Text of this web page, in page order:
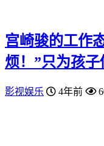
宫崎骏的工作
烦！”只为孩
影视娱乐 4年前